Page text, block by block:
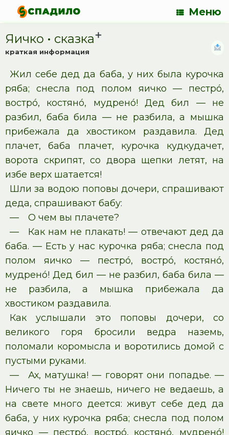
Меню
Яичко • cказка
краткая информация
Жил себе дед да баба, у них была курочка
ряба; снесла под полом яичко — пестрó,
вострó, костянó, мудренó! Дед бил — не
разбил, баба била — не разбила, а мышка
прибежала да хвостиком раздавила. Дед
плачет, баба плачет, курочка кудкудачет,
ворота скрипят, со двора щепки летят, на
избе верх шатается!
Шли за водою поповы дочери, спрашивают
деда, спрашивают бабу:
— О чем вы плачете?
— Как нам не плакать! — отвечают дед да
баба. — Есть у нас курочка ряба; снесла под
полом яичко — пестрó, вострó, костянó,
мудренó! Дед бил — не разбил, баба била —
не разбила, а мышка прибежала да
хвостиком раздавила.
Как услышали это поповы дочери, со
великого горя бросили ведра наземь,
поломали коромысла и воротились домой с
пустыми руками.
— Ах, матушка! — говорят они попадье. —
Ничего ты не знаешь, ничего не ведаешь, а
на свете много деется: живут себе дед да
баба, у них курочка ряба; снесла под полом
яичко — пестрó, вострó, костянó, мудренó!